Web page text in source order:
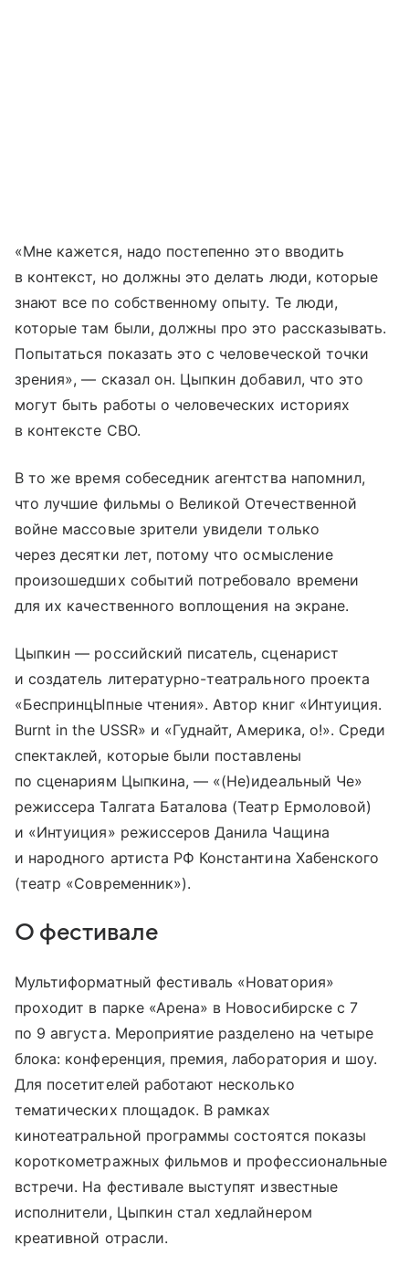
«Мне кажется, надо постепенно это вводить
в контекст, но должны это делать люди, которые
знают все по собственному опыту. Те люди,
которые там были, должны про это рассказывать.
Попытаться показать это с человеческой точки
зрения», — сказал он. Цыпкин добавил, что это
могут быть работы о человеческих историях
в контексте СВО.
В то же время собеседник агентства напомнил,
что лучшие фильмы о Великой Отечественной
войне массовые зрители увидели только
через десятки лет, потому что осмысление
произошедших событий потребовало времени
для их качественного воплощения на экране.
Цыпкин — российский писатель, сценарист
и создатель литературно-театрального проекта
«БеспринцЫпные чтения». Автор книг «Интуиция.
Burnt in the USSR» и «Гуднайт, Америка, о!». Среди
спектаклей, которые были поставлены
по сценариям Цыпкина, — «(Не)идеальный Че»
режиссера Талгата Баталова (Театр Ермоловой)
и «Интуиция» режиссеров Данила Чащина
и народного артиста РФ Константина Хабенского
(театр «Современник»).
О фестивале
Мультиформатный фестиваль «Новатория»
проходит в парке «Арена» в Новосибирске с 7
по 9 августа. Мероприятие разделено на четыре
блока: конференция, премия, лаборатория и шоу.
Для посетителей работают несколько
тематических площадок. В рамках
кинотеатральной программы состоятся показы
короткометражных фильмов и профессиональные
встречи. На фестивале выступят известные
исполнители, Цыпкин стал хедлайнером
креативной отрасли.